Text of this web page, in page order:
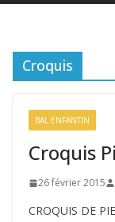
Croquis
BAL ENFANTIN
Croquis
26 février 2015
CROQUIS DE